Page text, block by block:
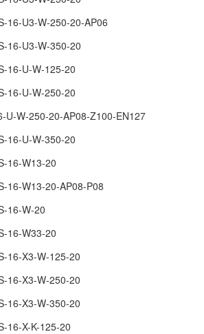
16-U3-W-250-20-AP06
16-U3-W-350-20
16-U-W-125-20
16-U-W-250-20
U-W-250-20-AP08-Z100-EN127
16-U-W-350-20
16-W13-20
16-W13-20-AP08-P08
16-W-20
16-W33-20
16-X3-W-125-20
16-X3-W-250-20
16-X3-W-350-20
16-X-K-125-20